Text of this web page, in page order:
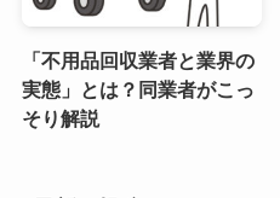
「不用品回収業者と業界の
実態」とは？同業者がこっ
そり解説